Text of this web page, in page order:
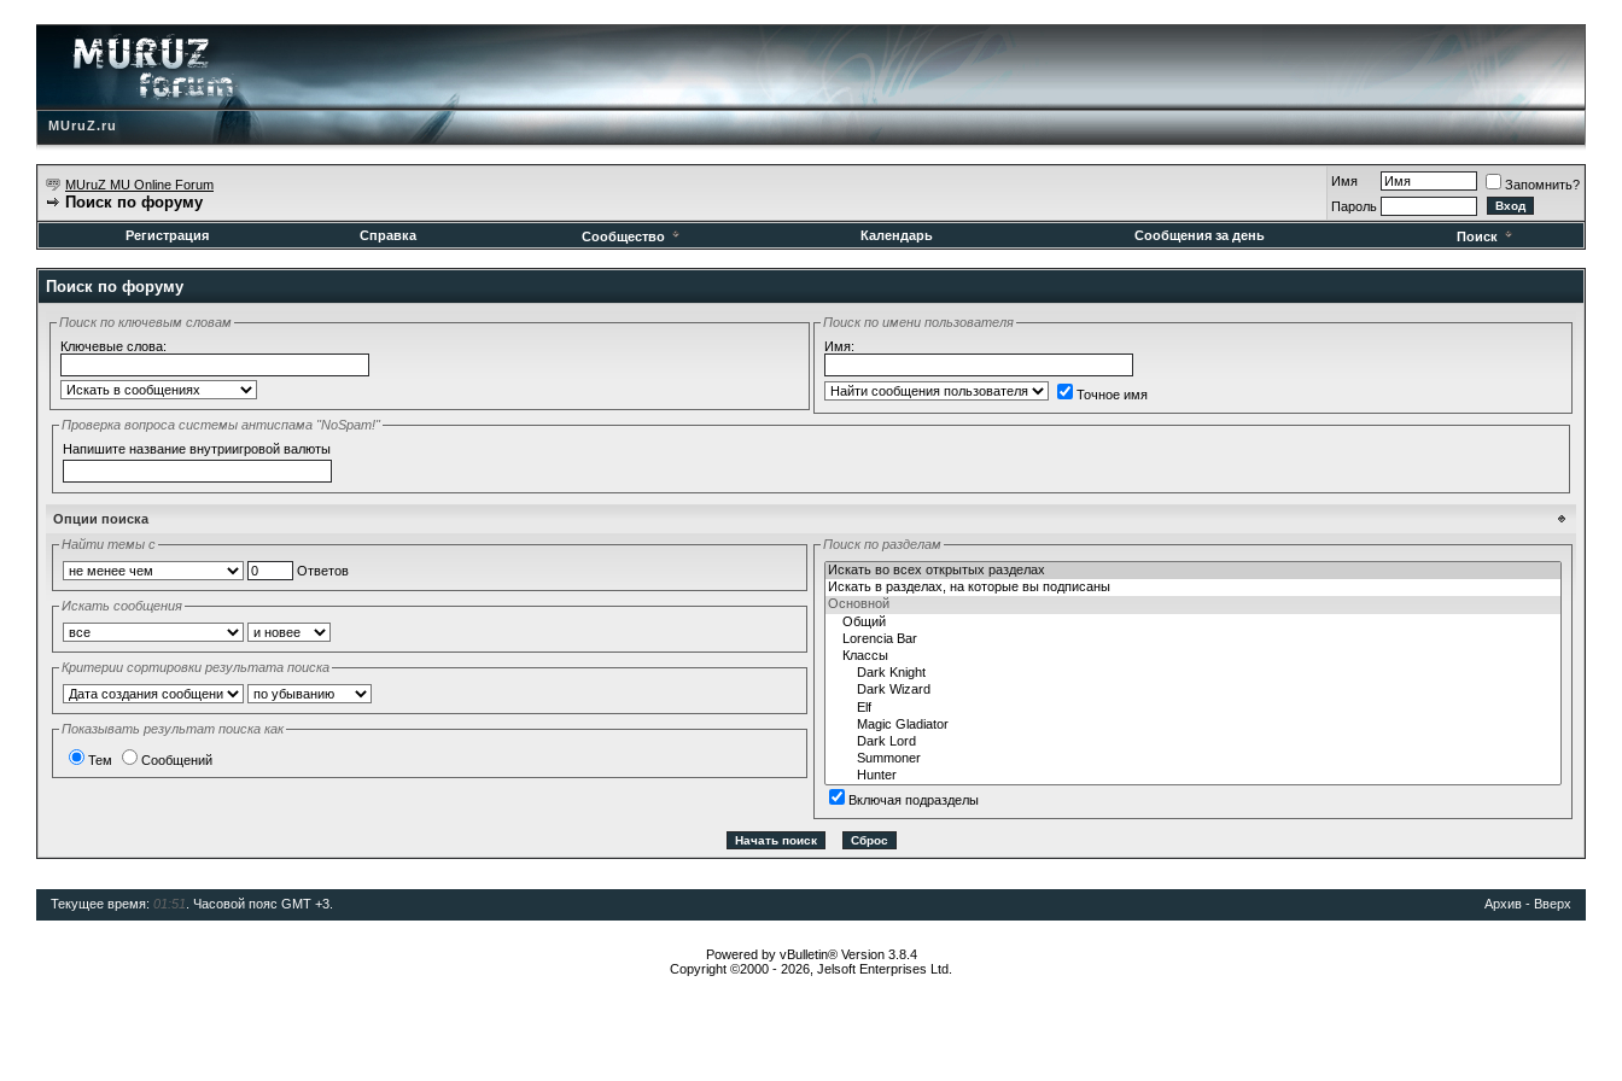
MUruZ.ru
MUruZ MU Online Forum
Поиск по форуму
Имя
Запомнить?
Пароль
Регистрация
Справка Сообщество Календарь Сообщения за день Поиск
Поиск по форуму
Поиск по ключевым словам
Ключевые слова:
Поиск по имени пользователя
Имя:
Точное имя
Проверка вопроса системы антиспама "NoSpam!"
Напишите название внутриигровой валюты
Опции поиска
Найти темы с
Ответов
Искать сообщения
Критерии сортировки результата поиска
Показывать результат поиска как
Тем Сообщений
Поиск по разделам
Включая подразделы
Текущее время: 01:51 . Часовой пояс GMT +3. Архив - Вверх
Powered by vBulletin® Version 3.8.4
Copyright ©2000 - 2026, Jelsoft Enterprises Ltd.